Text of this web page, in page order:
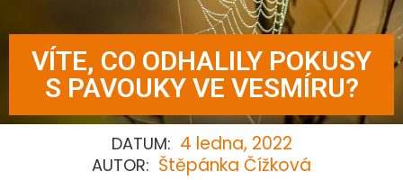
VÍTE, CO ODHALILY POKUSY
S PAVOUKY VE VESMÍRU?
DATUM: 4 ledna, 2022
AUTOR: Štěpánka Čížková